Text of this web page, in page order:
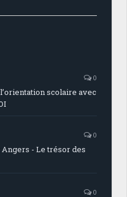
0
scolaire avec
0
Angers - Le trésor des
0